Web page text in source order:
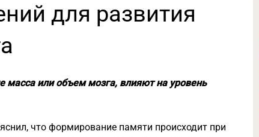
для развития
масса или объем мозга, влияют на уровень
что формирование памяти происходит при